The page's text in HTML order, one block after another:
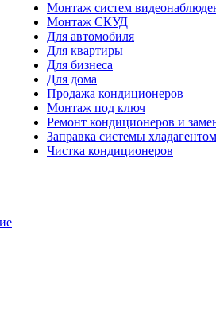
Монтаж систем
Монтаж СКУД
Для автомобиля
Для квартиры
Для бизнеса
Для дома
Продажа кондиционеров
Монтаж под ключ
Ремонт кондиционеров и
Заправка системы
Чистка кондиционеров